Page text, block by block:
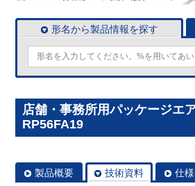
形名から製品情報を探す
店舗・事務所用パッケージエ
RP56FA19
製品概要 技術資料 仕